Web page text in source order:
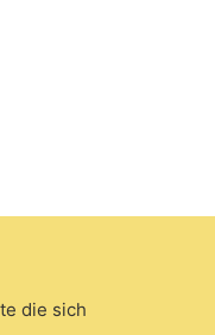
die sich